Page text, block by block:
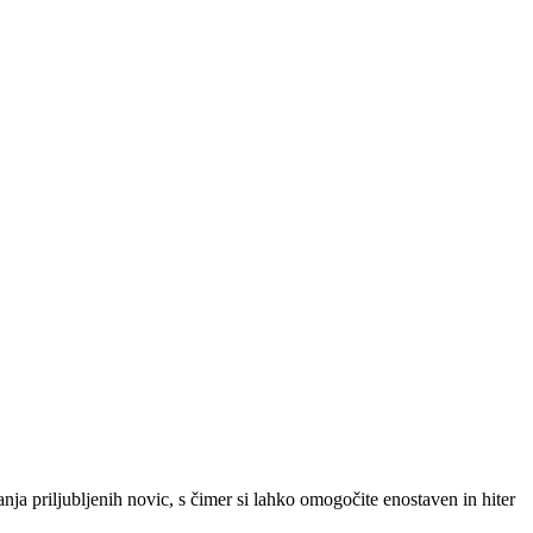
priljubljenih novic, s čimer si lahko omogočite enostaven in hiter